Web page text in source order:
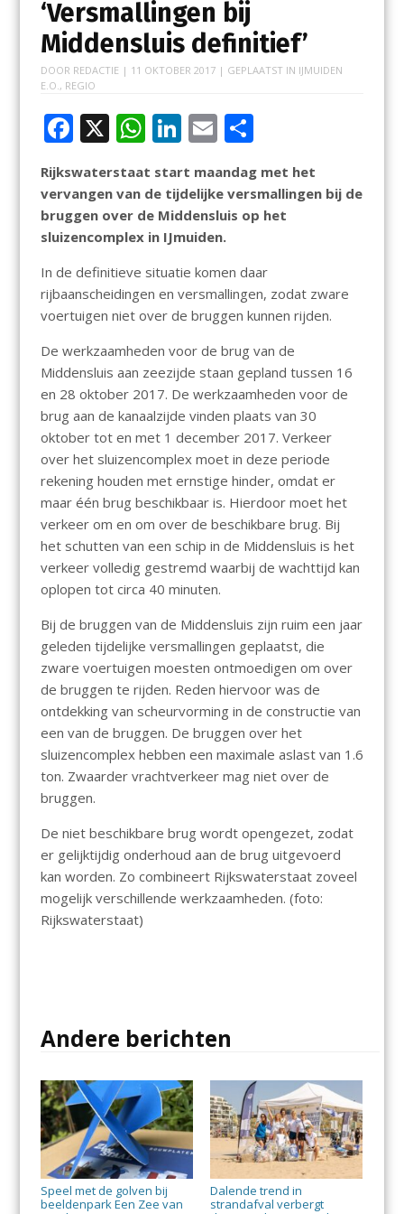
‘Versmallingen bij
Middensluis definitief’
DOOR REDACTIE | 11 OKTOBER 2017| GEPLAATST IN IJMUIDEN
E.O. , REGIO
F
e
b
o
o
k
X W
at
s
A
p
p
Li
k
e
dI
n
E
m
ai
l
D
e
n
Rijkswaterstaat start maandag met het
vervangen van de tijdelijke versmallingen bij de
bruggen over de Middensluis op het
sluizencomplex in IJmuiden.
In de definitieve situatie komen daar
rijbaanscheidingen en versmallingen, zodat zware
voertuigen niet over de bruggen kunnen rijden.
De werkzaamheden voor de brug van de
Middensluis aan zeezijde staan gepland tussen 16
en 28 oktober 2017. De werkzaamheden voor de
brug aan de kanaalzijde vinden plaats van 30
oktober tot en met 1 december 2017. Verkeer
over het sluizencomplex moet in deze periode
rekening houden met ernstige hinder, omdat er
maar één brug beschikbaar is. Hierdoor moet het
verkeer om en om over de beschikbare brug. Bij
het schutten van een schip in de Middensluis is het
verkeer volledig gestremd waarbij de wachttijd kan
oplopen tot circa 40 minuten.
Bij de bruggen van de Middensluis zijn ruim een jaar
geleden tijdelijke versmallingen geplaatst, die
zware voertuigen moesten ontmoedigen om over
de bruggen te rijden. Reden hiervoor was de
ontdekking van scheurvorming in de constructie van
een van de bruggen. De bruggen over het
sluizencomplex hebben een maximale aslast van 1.6
ton. Zwaarder vrachtverkeer mag niet over de
bruggen.
De niet beschikbare brug wordt opengezet, zodat
er gelijktijdig onderhoud aan de brug uitgevoerd
kan worden. Zo combineert Rijkswaterstaat zoveel
mogelijk verschillende werkzaamheden. (foto:
Rijkswaterstaat)
Andere berichten
Speel met de golven bij
beeldenpark Een Zee van
Dalende trend in
strandafval verbergt